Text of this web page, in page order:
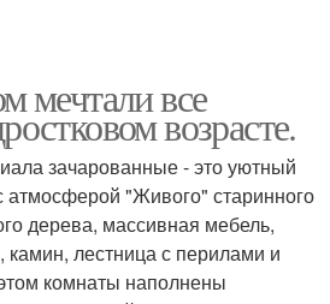
мечтали все
возрасте.
зачарованные - это уютный
атмосферой "Живого" старинного
дерева, массивная мебель,
камин, лестница с перилами и
комнаты наполнены